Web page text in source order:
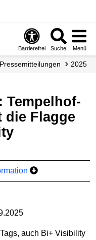
Barrierefrei Suche Menü
Presse­mitteilungen 2025
die Flagge
auch Bi+ Visibility